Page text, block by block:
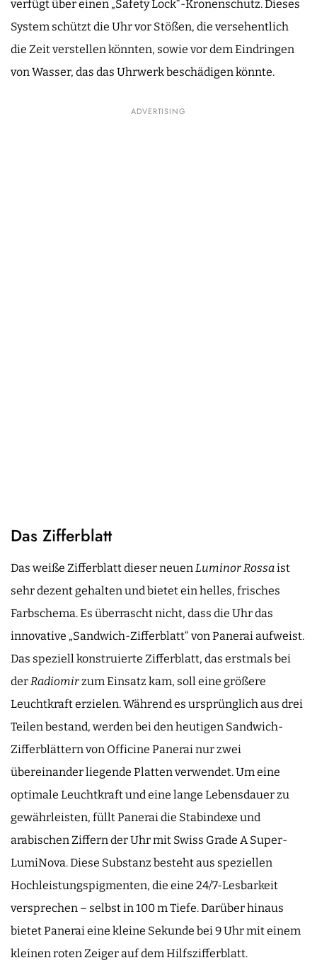
verfügt über einen „Safety Lock“-Kronenschutz. Dieses
System schützt die Uhr vor Stößen, die versehentlich
die Zeit verstellen könnten, sowie vor dem Eindringen
von Wasser, das das Uhrwerk beschädigen könnte.
ADVERTISING
Das Zifferblatt
Das weiße Zifferblatt dieser neuenLuminor Rossaist
sehr dezent gehalten und bietet ein helles, frisches
Farbschema. Es überrascht nicht, dass die Uhr das
innovative „Sandwich-Zifferblatt“ von Panerai aufweist.
Das speziell konstruierte Zifferblatt, das erstmals bei
derRadiomirzum Einsatz kam, soll eine größere
Leuchtkraft erzielen. Während es ursprünglich aus drei
Teilen bestand, werden bei den heutigen Sandwich-
Zifferblättern von Officine Panerai nur zwei
übereinander liegende Platten verwendet. Um eine
optimale Leuchtkraft und eine lange Lebensdauer zu
gewährleisten, füllt Panerai die Stabindexe und
arabischen Ziffern der Uhr mit Swiss Grade A Super-
LumiNova. Diese Substanz besteht aus speziellen
Hochleistungspigmenten, die eine 24/7-Lesbarkeit
versprechen – selbst in 100 m Tiefe. Darüber hinaus
bietet Panerai eine kleine Sekunde bei 9 Uhr mit einem
kleinen roten Zeiger auf dem Hilfszifferblatt.